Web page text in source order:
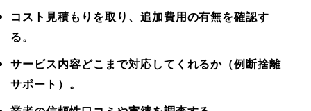
コスト見積もりを取り、追加費用の有無を確認す
る。
サービス内容どこまで対応してくれるか（例断捨離
サポート）。